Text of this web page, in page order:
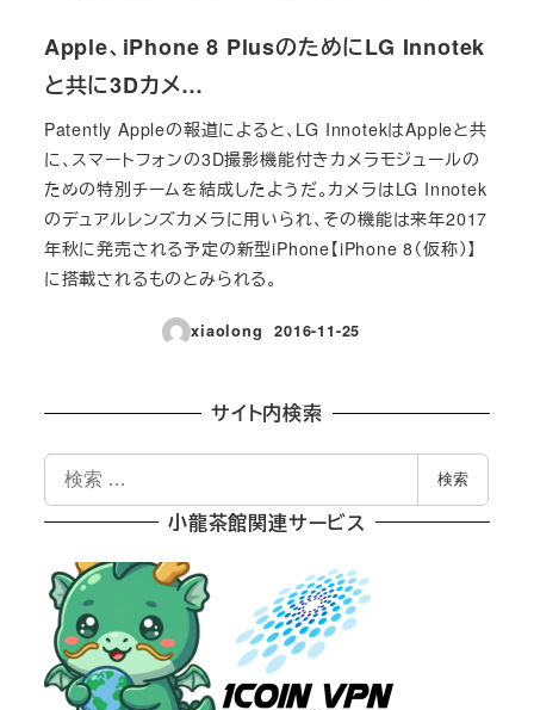
Apple、iPhone 8 PlusのためにLG Innotek
と共に3Dカメ…
Patently Appleの報道によると、LG InnotekはAppleと共
に、スマートフォンの3D撮影機能付きカメラモジュールの
ための特別チームを結成したようだ。カメラはLG Innotek
のデュアルレンズカメラに用いられ、その機能は来年2017
年秋に発売される予定の新型iPhone【iPhone 8（仮称）】
に搭載されるものとみられる。
xiaolong
投稿日
2016-11-25
サイト内検索
検
索
検索
小龍茶館関連サービス